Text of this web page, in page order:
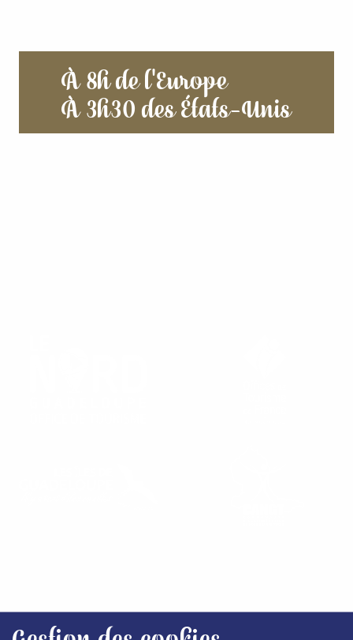
À 8h de l'Europe
À 3h30 des États-Unis